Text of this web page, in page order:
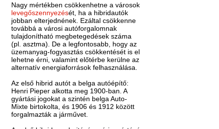
Nagy mértékben csökkenhetne a városok
levegőszennyezését, ha a hibridautók
jobban elterjednének. Ezáltal csökkenne
továbbá a városi autóforgalomnak
tulajdonítható megbetegedések száma
(pl. asztma). De a legfontosabb, hogy az
üzemanyag-fogyasztás csökkentését is el
lehetne érni, valamint előtérbe kerülne az
alternatív energiaforrások felhasználása.
Az első hibrid autót a belga autóépítő:
Henri Pieper alkotta meg 1900-ban. A
gyártási jogokat a szintén belga Auto-
Mixte birtokolta, és 1906 és 1912 között
forgalmazták a járművet.